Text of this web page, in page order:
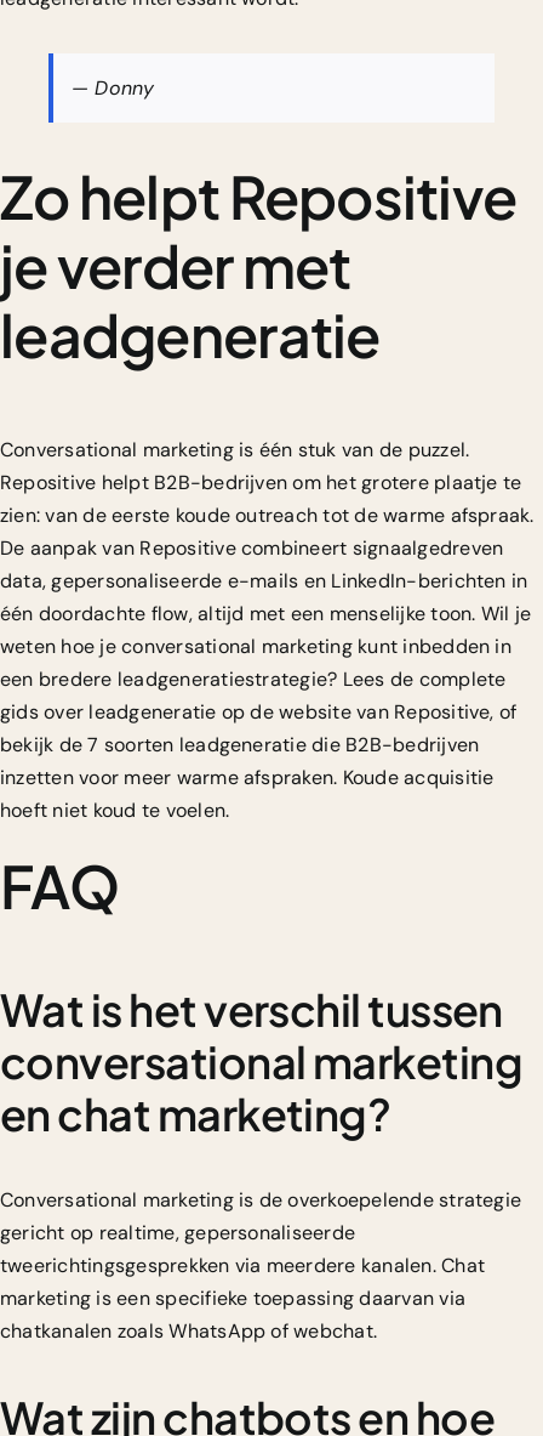
— Donny
Zo helpt Repositive
je verder met
leadgeneratie
Conversational marketing is één stuk van de puzzel.
Repositive helpt B2B-bedrijven om het grotere plaatje te
zien: van de eerste koude outreach tot de warme afspraak.
De aanpak van Repositive combineert signaalgedreven
data, gepersonaliseerde e-mails en LinkedIn-berichten in
één doordachte flow, altijd met een menselijke toon. Wil je
weten hoe je conversational marketing kunt inbedden in
een bredere leadgeneratiestrategie? Lees de complete
gids over leadgeneratie op de website van Repositive, of
bekijk de7 soorten leadgeneratiedie B2B-bedrijven
inzetten voor meer warme afspraken. Koude acquisitie
hoeft niet koud te voelen.
FAQ
Wat is het verschil tussen
conversational marketing
en chat marketing?
Conversational marketing is de overkoepelende strategie
gericht op realtime, gepersonaliseerde
tweerichtingsgesprekken via meerdere kanalen. Chat
marketing is een specifieke toepassing daarvan via
chatkanalen zoals WhatsApp of webchat.
Wat zijn chatbots en hoe